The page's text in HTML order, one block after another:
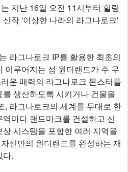
지난 16일 오전 11시부터 힐링
작 '이상한 나라의 라그나로크'
라그나로크 IP를 활용한 최초의
이루어지는 섬 원더랜드가 주 무
운 매력의 라그나로크 몬스터들
생산하도록 시키거나 건물을
, 라그나로크의 세계를 무대로 한
마다 랜드마크를 건설하고 신
시스템을 포함한 여러 지역을
신만의 원더랜드를 완성하는 재
다.